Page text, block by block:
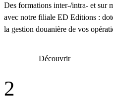
Des formations inter-/intra- et sur
avec notre filiale ED Editions :
la gestion douanière de vos
Découvrir
2